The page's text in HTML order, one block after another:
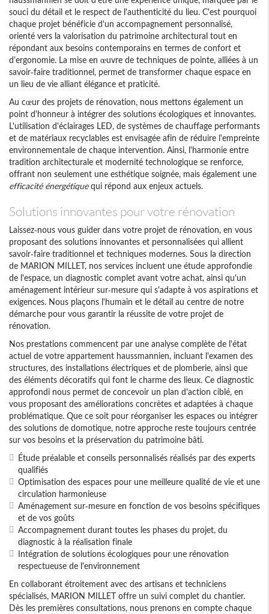
souci du détail et le respect de l'authenticité du lieu. C'est pourquoi
chaque projet bénéficie d'un accompagnement personnalisé,
orienté vers la valorisation du patrimoine architectural tout en
répondant aux besoins contemporains en termes de confort et
d'ergonomie. La mise en œuvre de techniques de pointe, alliées à un
savoir-faire traditionnel, permet de transformer chaque espace en
un lieu de vie alliant élégance et praticité.
Au cœur des projets de rénovation, nous mettons également un
point d'honneur à intégrer des solutions écologiques et innovantes.
L'utilisation d'éclairages LED, de systèmes de chauffage performants
et de matériaux recyclables est envisagée afin de réduire l'empreinte
environnementale de chaque intervention. Ainsi, l'harmonie entre
tradition architecturale et modernité technologique se renforce,
offrant non seulement une esthétique soignée, mais également une
efficacité énergétiquequi répond aux enjeux actuels.
Solutions innovantes pour votre rénovation
Laissez-nous vous guider dans votre projet de rénovation, en vous
proposant des solutions innovantes et personnalisées qui allient
savoir-faire traditionnel et techniques modernes. Sous la direction
de MARION MILLET, nos services incluent une étude approfondie
de l'espace, un diagnostic complet avant votre achat, ainsi qu'un
aménagement intérieur sur-mesure qui s'adapte à vos aspirations et
exigences. Nous plaçons l'humain et le détail au centre de notre
démarche pour vous garantir la réussite de votre projet de
rénovation.
Nos prestations commencent par une analyse complète de l'état
actuel de votre appartement haussmannien, incluant l'examen des
structures, des installations électriques et de plomberie, ainsi que
des éléments décoratifs qui font le charme des lieux. Ce diagnostic
approfondi nous permet de concevoir un plan d'action ciblé, en
vous proposant des améliorations concrètes et adaptées à chaque
problématique. Que ce soit pour réorganiser les espaces ou intégrer
des solutions de domotique, notre approche reste toujours centrée
sur vos besoins et la préservation du patrimoine bâti.
Étude préalable et conseils personnalisés réalisés par des experts
qualifiés
Optimisation des espaces pour une meilleure qualité de vie et une
circulation harmonieuse
Aménagement sur-mesure en fonction de vos besoins spécifiques
et de vos goûts
Accompagnement durant toutes les phases du projet, du
diagnostic à la réalisation finale
Intégration de solutions écologiques pour une rénovation
respectueuse de l'environnement
En collaborant étroitement avec des artisans et techniciens
spécialisés, MARION MILLET offre un suivi complet du chantier.
Dès les premières consultations, nous prenons en compte chaque